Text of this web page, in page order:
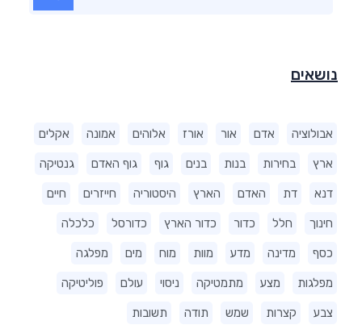
נושאים
אבולוציה אדם אור אורז אלוהים אמונה אקלים
ארץ בחירות בנות בנים גוף גוף האדם גנטיקה
דנא דת האדם הארץ היסטוריה חייזרים חיים
חינוך חלל כדור כדור הארץ כדורסל כלכלה
כסף מדינה מדע מוות מוח מים מפלגה
מפלגות מצע מתמטיקה ניסוי עולם פוליטיקה
צבע קצרות שמש תודה תשובות